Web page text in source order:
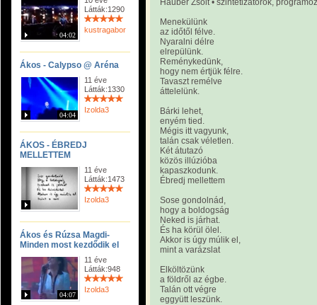
04:02
Látták:1290
kustragabor
Ákos - Calypso @ Aréna
04:04
11 éve
Látták:1330
Izolda3
ÁKOS - ÉBREDJ
MELLETTEM
11 éve
Látták:1473
Izolda3
Ákos és Rúzsa Magdi-
Minden most kezdődik el
04:07
11 éve
Látták:948
Izolda3
Hauber Zsolt • szintetizátorok,
Menekülünk
az időtől félve.
Nyaralni délre
elrepülünk.
Reménykedünk,
hogy nem értjük félre.
Tavaszt remélve
áttelelünk.
Bárki lehet,
enyém tied.
Mégis itt vagyunk,
talán csak véletlen.
Két átutazó
közös illúzióba
kapaszkodunk.
Ébredj mellettem
Sose gondolnád,
hogy a boldogság
Neked is járhat.
És ha körül ölel.
Akkor is úgy múlik el,
mint a varázslat
Elköltözünk
a földről az égbe.
Talán ott végre
eggyütt leszünk.